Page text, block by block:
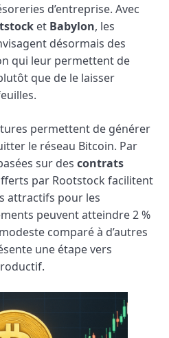
d’entreprise. Avec
et Babylon, les
désormais des
qui leur permettent de
que de le laisser
permettent de générer
le réseau Bitcoin. Par
sur des contrats
par Rootstock facilitent
attractifs pour les
peuvent atteindre 2 %
comparé à d’autres
une étape vers